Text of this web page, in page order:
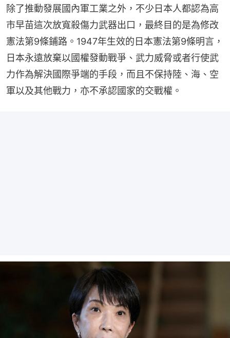
除了推動發展國內軍工業之外，不少日本人都認為高
市早苗這次放寬殺傷力武器出口，最終目的是為修改
憲法第9條鋪路。1947年生效的日本憲法第9條明言，
日本永遠放棄以國權發動戰爭、武力威脅或者行使武
力作為解決國際爭端的手段，而且不保持陸、海、空
軍以及其他戰力，亦不承認國家的交戰權。